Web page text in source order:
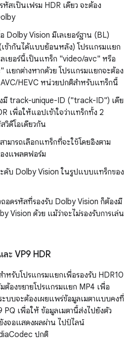
หัสเป็นเฟรม HDR เดียว จะต้อง
Dolby Vision มีเลเยอร์ฐาน (BL)
ข้ากันได้แบบย้อนหลัง) โปรแกรมแยก
เยอร์นี้เป็นแทร็ก "video/avc" หรือ
แยกต่างหากด้วย โปรแกรมแยกจะต้อง
AVC/HEVC หน่วยปกติสำหรับแทร็กนี้
มี track-unique-ID ("track-ID") เดีย
เพื่อให้แอปเข้าใจว่าแทร็กทั้ง 2
วิดีโอเดียวกัน
มารถเลือกแทร็กที่จะใช้โดยอิงตาม
องแพลตฟอร์ม
ดับ Dolby Vision ในรูปแบบแทร็กของ
อดรหัสที่รองรับ Dolby Vision ก็ต้องมี
Vision ด้วย แม้ว่าจะไม่รองรับการเล่น
ะ VP9 HDR
หรับโปรแกรมแยกเพื่อรองรับ HDR10
องขยายโปรแกรมแยก MP4 เพื่อ
ะบบจะต้องเผยแพร่ข้อมูลเมตาแบบคงที่
PQ เพื่อให้ ข้อมูลเมตานี้ส่งไปยังตัว
งจอแสดงผลผ่าน ไปป์ไลน์
ปกติ